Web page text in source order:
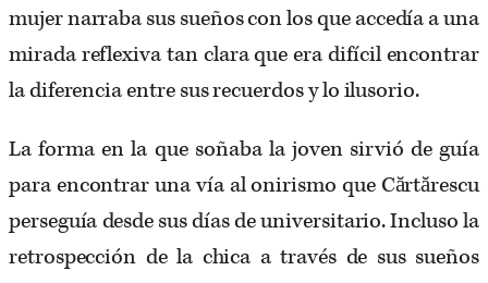
mujer narraba sus sueños con los que accedía a una
mirada reflexiva tan clara que era difícil encontrar
la diferencia entre sus recuerdos y lo ilusorio.
La forma en la que soñaba la joven sirvió de guía
para encontrar una vía al onirismo que Cărtărescu
perseguía desde sus días de universitario. Incluso la
retrospección de la chica a través de sus sueños